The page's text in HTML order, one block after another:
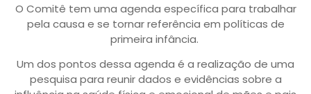
O Comitê tem uma agenda específica para trabalhar
pela causa e se tornar referência em políticas de
primeira infância.
Um dos pontos dessa agenda é a realização de uma
pesquisa para reunir dados e evidências sobre a